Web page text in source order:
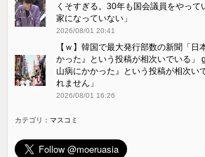
くそすぎる。30年も国会議員をやって
家になっていない」
2026/08/01 20:41
【ｗ】韓国で最大発行部数の新聞「
かった』という投稿が相次いでいる」
山病にかかった』という投稿が相次い
れません」
2026/08/01 16:26
カテゴリ：マスコミ